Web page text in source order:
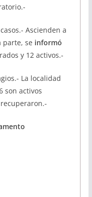
Ascienden a
parte, se informó
y 12 activos.-
La localidad
son activos